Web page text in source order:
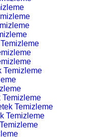
Temizleme
Temizleme
Temizleme
Temizleme